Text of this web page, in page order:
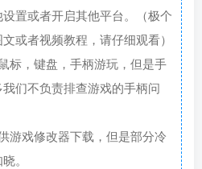
置或者开启其他平台。（极个
或者视频教程，请仔细观看）
标，键盘，手柄游玩，但是手
们不负责排查游戏的手柄问
游戏修改器下载，但是部分冷
。